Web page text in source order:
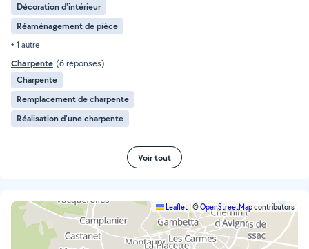
Décoration d'intérieur
Réaménagement de pièce
+ 1 autre
Charpente (6 réponses)
Charpente
Remplacement de charpente
Réalisation d'une charpente
Voir tout
Leaflet ©OpenStreetMapcontributors